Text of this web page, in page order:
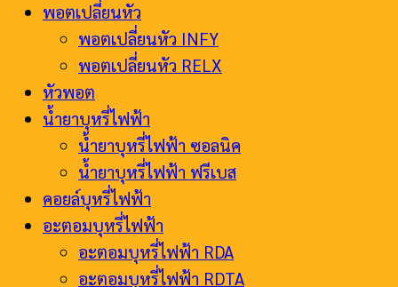
พอตเปลี่ยนหัว
พอตเปลี่ยนหัว INFY
พอตเปลี่ยนหัว RELX
หัวพอต
น้ำยาบุหรี่ไฟฟ้า
น้ำยาบุหรี่ไฟฟ้า ซอลนิค
น้ำยาบุหรี่ไฟฟ้า ฟรีเบส
คอยล์บุหรี่ไฟฟ้า
อะตอมบุหรี่ไฟฟ้า
อะตอมบุหรี่ไฟฟ้า RDA
อะตอมบุหรี่ไฟฟ้า RDTA